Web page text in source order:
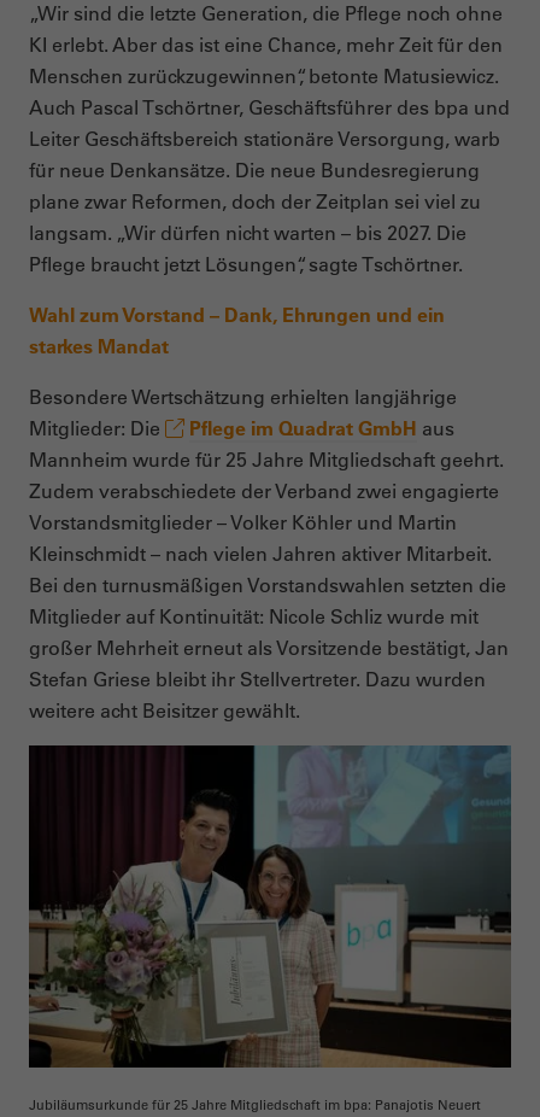
„Wir sind die letzte Generation, die Pflege noch ohne
KI erlebt. Aber das ist eine Chance, mehr Zeit für den
Menschen zurückzugewinnen“, betonte Matusiewicz.
Auch Pascal Tschörtner, Geschäftsführer des bpa und
Leiter Geschäftsbereich stationäre Versorgung, warb
für neue Denkansätze. Die neue Bundesregierung
plane zwar Reformen, doch der Zeitplan sei viel zu
langsam. „Wir dürfen nicht warten – bis 2027. Die
Pflege braucht jetzt Lösungen“, sagte Tschörtner.
Wahl zum Vorstand – Dank, Ehrungen und ein
starkes Mandat
Besondere Wertschätzung erhielten langjährige
Mitglieder: Die
Pflege im Quadrat GmbH aus
Mannheim wurde für 25 Jahre Mitgliedschaft geehrt.
Zudem verabschiedete der Verband zwei engagierte
Vorstandsmitglieder – Volker Köhler und Martin
Kleinschmidt – nach vielen Jahren aktiver Mitarbeit.
Bei den turnusmäßigen Vorstandswahlen setzten die
Mitglieder auf Kontinuität: Nicole Schliz wurde mit
großer Mehrheit erneut als Vorsitzende bestätigt, Jan
Stefan Griese bleibt ihr Stellvertreter. Dazu wurden
weitere acht Beisitzer gewählt.
Jubiläumsurkunde für 25 Jahre Mitgliedschaft im bpa: Panajotis Neuert